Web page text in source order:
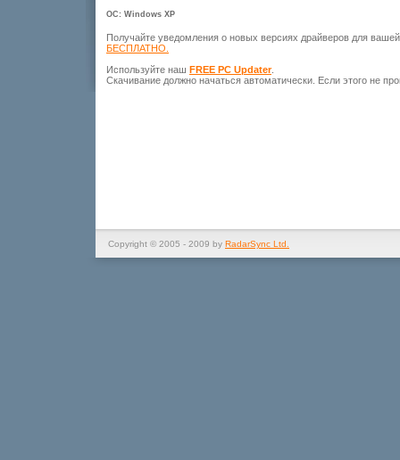
ОС: Windows XP
Получайте уведомления о новых версиях драйверов для
БЕСПЛАТНО.
Используйте наш FREE PC Updater.
Скачивание должно начаться автоматически. Если этого не
Copyright © 2005 - 2009 by RadarSync Ltd.